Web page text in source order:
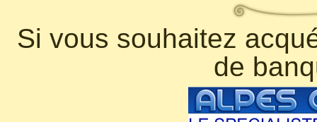
Si vous souhaitez
de